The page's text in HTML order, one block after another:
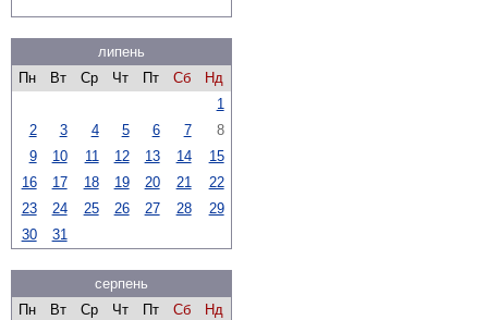
липень
Пн
Вт Ср Чт Пт Сб
Нд
1
2
3 4 5 6 7
8
9
10 11 12 13 14
15
16
17 18 19 20 21
22
23
24 25 26 27 28
29
30
31
серпень
Пн
Вт Ср Чт Пт Сб
Нд